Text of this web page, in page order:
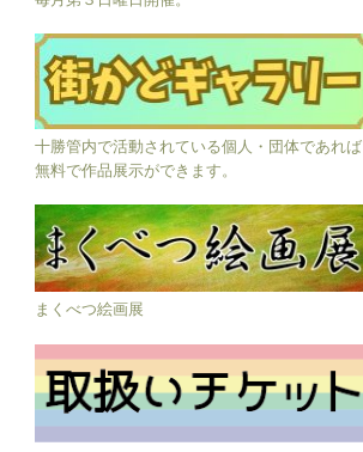
十勝管内で活動されている個人・団体であれば
無料で作品展示ができます。
まくべつ絵画展